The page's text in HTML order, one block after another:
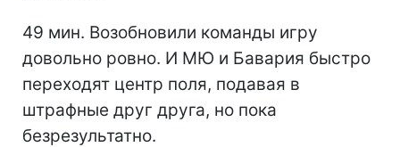
49 мин. Возобновили команды игру
довольно ровно. И МЮ и Бавария быстро
переходят центр поля, подавая в
штрафные друг друга, но пока
безрезультатно.